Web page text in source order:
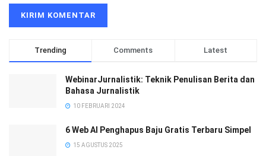
Trending Comments Latest
WebinarJurnalistik: Teknik Penulisan Berita dan
Bahasa Jurnalistik
10 FEBRUARI 2024
6 Web AI Penghapus Baju Gratis Terbaru Simpel
15 AGUSTUS 2025